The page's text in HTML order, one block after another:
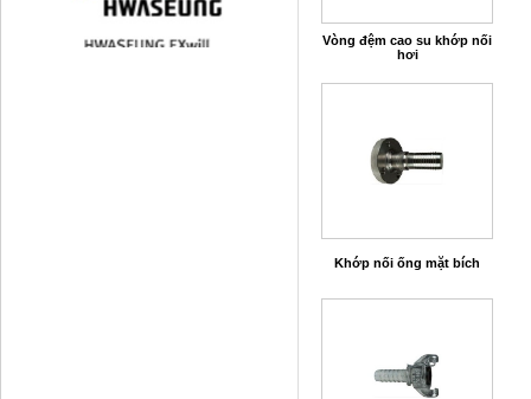
Vòng đệm cao su khớp nối
hơi
Khớp nối ống mặt bích